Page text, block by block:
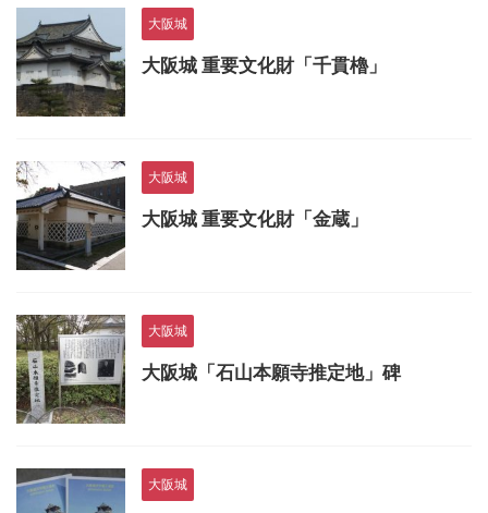
大阪城
大阪城 重要文化財「千貫櫓」
大阪城
大阪城 重要文化財「金蔵」
大阪城
大阪城「石山本願寺推定地」碑
大阪城